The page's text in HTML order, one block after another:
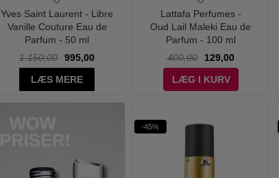
Yves Saint Laurent - Libre
Vanille Couture Eau de
Parfum - 50 ml
1.150,00
995,00
LÆS MERE
Lattafa Perfumes -
Oud Lail Maleki Eau de
Parfum - 100 ml
400,00
129,00
LÆG I KURV
-45%